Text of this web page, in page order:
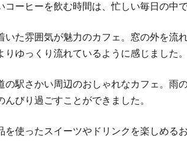
コーヒーを飲む時間は、忙しい毎日の中
いた雰囲気が魅力のカフェ。窓の外を流
ゆっくり流れているように感じました。
の駅さかい周辺のおしゃれなカフェ。雨
びり過ごすことができました。
を使ったスイーツやドリンクを楽しめる